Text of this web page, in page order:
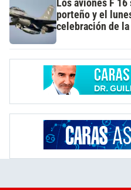
Los aviones F
porteño y el
celebración de